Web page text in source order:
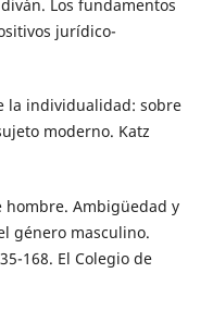
Los fundamentos
jurídico-
la individualidad: sobre
moderno. Katz
hombre. Ambigüedad y
género masculino.
168. El Colegio de